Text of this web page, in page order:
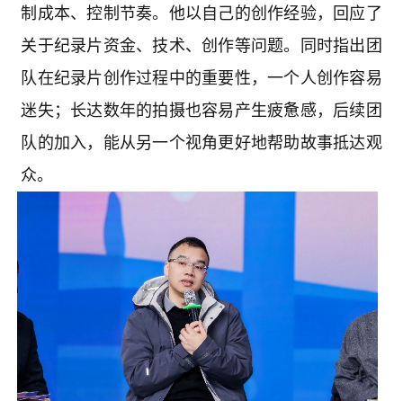
制成本、控制节奏。他以自己的创作经验，回应了
关于纪录片资金、技术、创作等问题。同时指出团
队在纪录片创作过程中的重要性，一个人创作容易
迷失；长达数年的拍摄也容易产生疲惫感，后续团
队的加入，能从另一个视角更好地帮助故事抵达观
众。